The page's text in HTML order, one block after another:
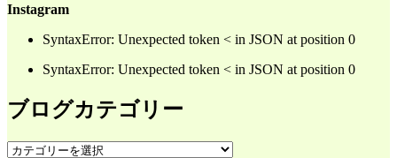
Instagram
SyntaxError: Unexpected token < in JSON at position 0
SyntaxError: Unexpected token < in JSON at position 0
ブログカテゴリー
ブ